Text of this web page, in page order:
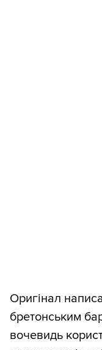
Оригінал
бретонським
вочевидь